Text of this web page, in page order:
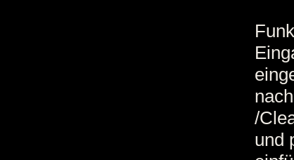
/
und